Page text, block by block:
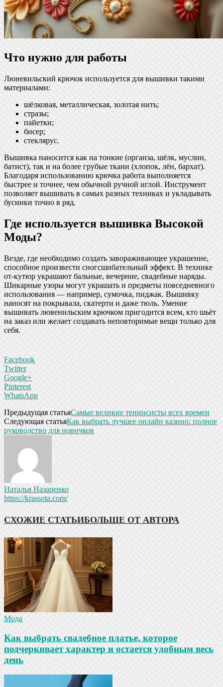
Что нужно для работы
Люневильский крючок используется для вышивки такими
материалами:
шёлковая, металлическая, золотая нить;
стразы;
пайетки;
бисер;
стеклярус.
Вышивка наносится как на тонкие (органза, шёлк, муслин,
батист), так и на более грубые ткани (хлопок, лён, бархат).
Благодаря использованию крючка работа выполняется
быстрее и точнее, чем обычной ручной иглой. Инструмент
позволяет вышивать в самых разных техниках и укладывать
бусинки точно в ряд.
Где используется вышивка Высокой
Моды?
Везде, где необходимо создать завораживающее украшение,
способное произвести сногсшибательный эффект. В технике
от-кутюр украшают бальные, вечерние, свадебные наряды.
Шикарные узоры могут украшать и предметы повседневного
использования — например, сумочка, пиджак. Вышивку
наносят на покрывала, скатерти и даже тюль. Умение
вышивать лювенильским крючком пригодится всем, кто шьёт
на заказ или желает создавать неповторимые вещи только для
себя.
Facebook
Twitter
Google+
Pinterest
WhatsApp
Предыдущая статьяСамые великие теннисисты всех времен
Следующая статьяКак выбрать лучшее онлайн казино: полное
руководство для новичков
Наталья Назаренко
https://krassota.com/
СХОЖИЕ СТАТЬИБОЛЬШЕ ОТ АВТОРА
Мода
Как выбрать свадебное платье, которое
подчеркивает характер и остается удобным весь
день